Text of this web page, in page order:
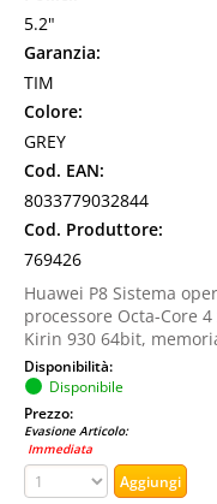
5.2"
Garanzia:
TIM
Colore:
GREY
Cod. EAN:
8033779032844
Cod. Produttore:
769426
Huawei P8 Sistema
processore Octa-Core 4
Kirin 930 64bit,
Disponibilità:
Disponibile
Prezzo:
Evasione Articolo:
Immediata